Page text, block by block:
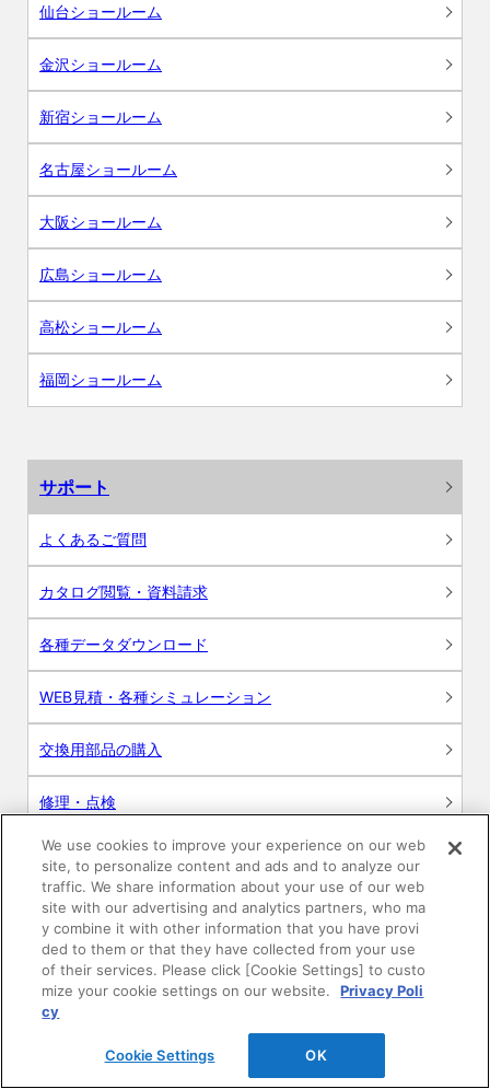
仙台ショールーム
金沢ショールーム
新宿ショールーム
名古屋ショールーム
大阪ショールーム
広島ショールーム
高松ショールーム
福岡ショールーム
サポート
よくあるご質問
カタログ閲覧・資料請求
各種データダウンロード
WEB見積・各種シミュレーション
交換用部品の購入
修理・点検
お問い合わせ
ログイン
建築・設計関係者様向けサイト
ユーザー登録サービス
WEB見積システム
We use cookies to improve your experience on our web
site, to personalize content and ads and to analyze our
traffic. We share information about your use of our web
site with our advertising and analytics partners, who ma
y combine it with other information that you have provi
ded to them or that they have collected from your use
of their services. Please click [Cookie Settings] to custo
mize your cookie settings on our website.
Privacy Poli
cy
Cookie Settings OK